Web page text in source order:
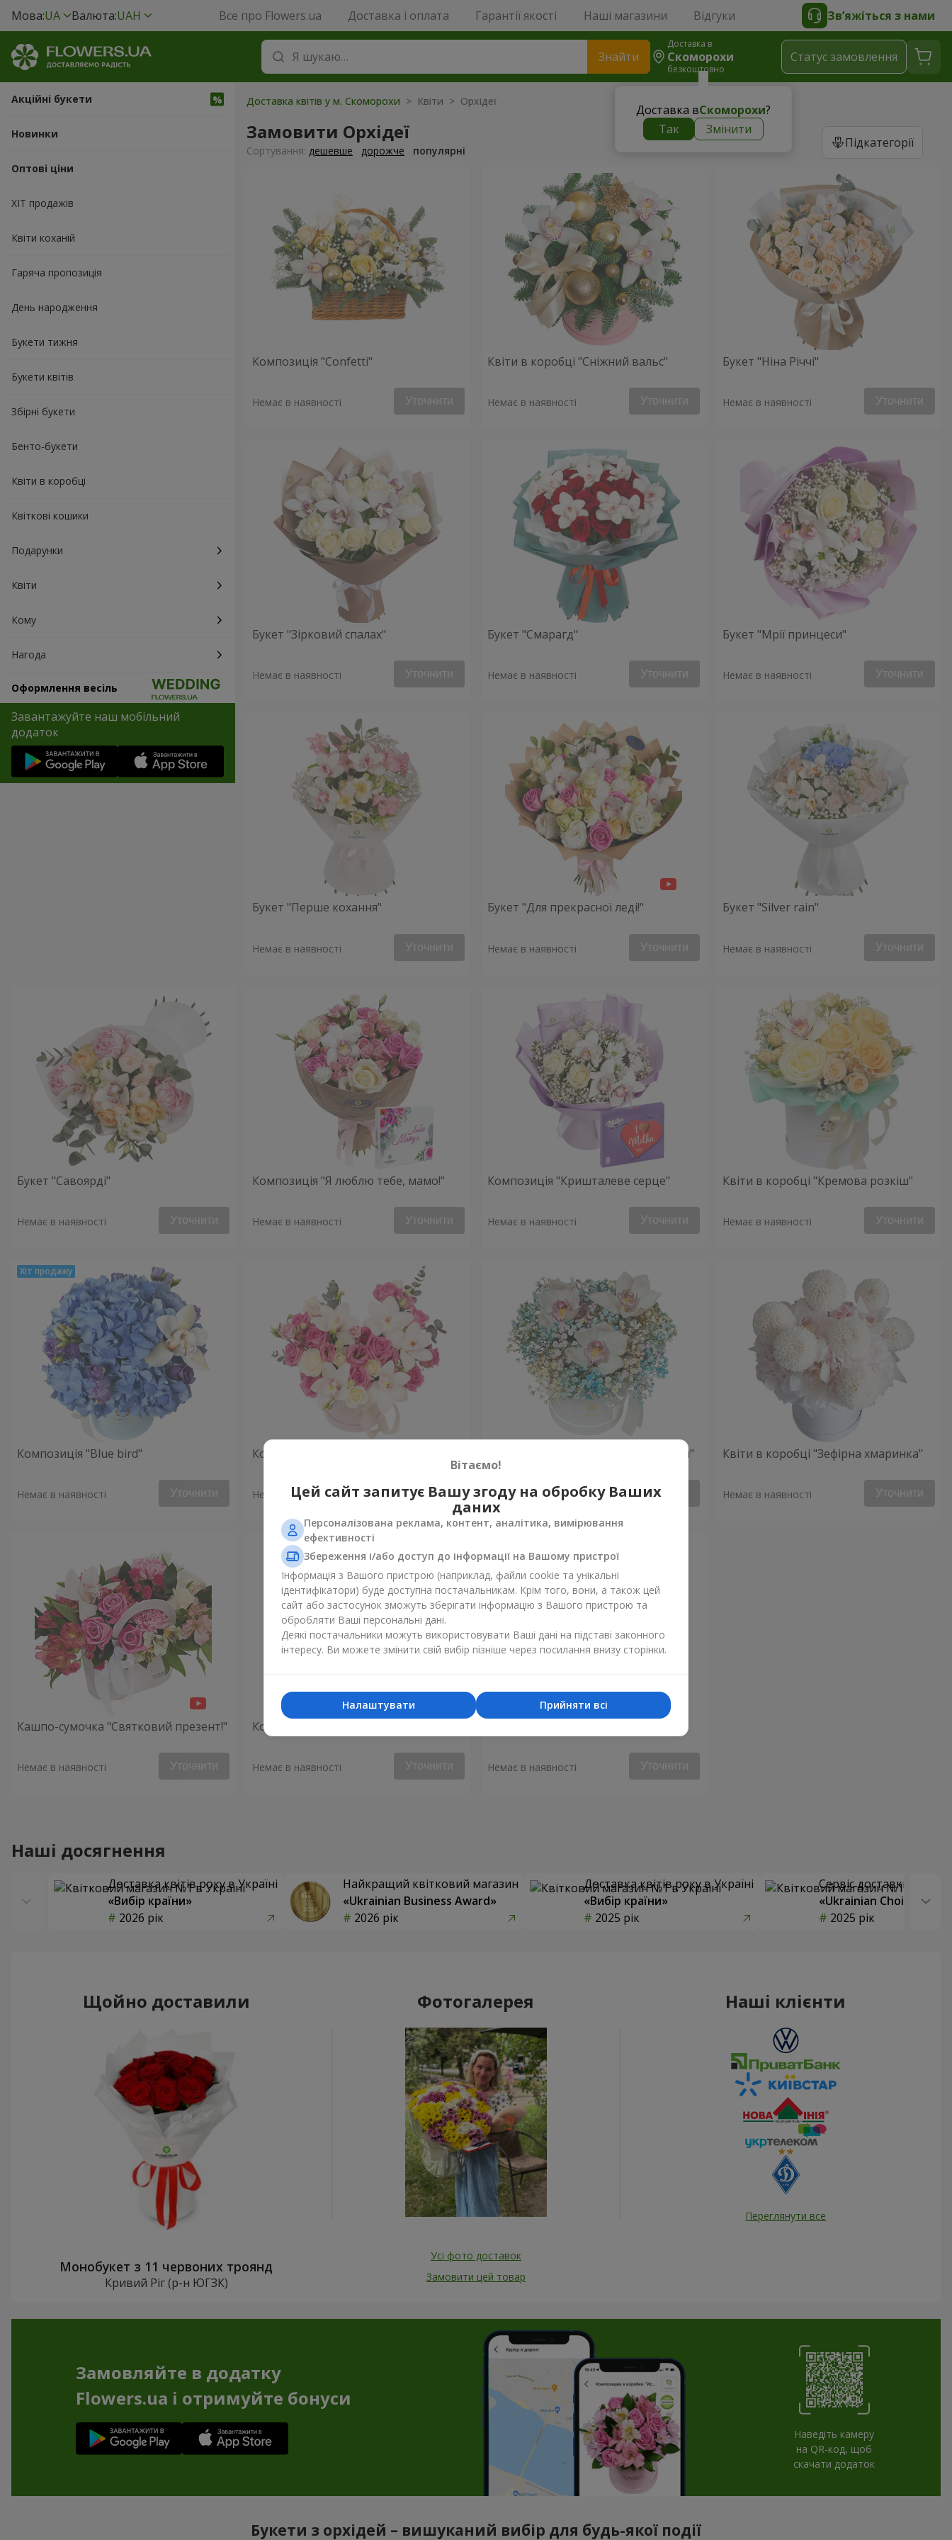
Мова:UA Валюта:UAH Все про Flowers.ua Доставка і оплата Гарантії якості Наші магазини Відгуки Зв’яжіться з нами
Знайти
Доставка в
Скоморохи
безкоштовно
Доставка вСкоморохи?
Так
Змінити
Статус замовлення
Акційні букети
Новинки
Оптові ціни
ХІТ продажів
Квіти коханій
Гаряча пропозиція
День народження
Букети тижня
Букети квітів
Збірні букети
Бенто-букети
Квіти в коробці
Квіткові кошики
Подарунки
Квіти
Кому
Нагода
Оформлення весіль
Завантажуйте наш мобільний
додаток
Доставка квітів у м. Скоморохи > Квіти > Орхідеї
Замовити Орхідеї Підкатегорії
Сортування: дешевше дорожче популярні
Композиція "Confetti"
Немає в наявності Уточнити
Квіти в коробці "Сніжний вальс"
Немає в наявності Уточнити
Букет "Ніна Річчі"
Немає в наявності Уточнити
Букет "Зірковий спалах"
Немає в наявності Уточнити
Букет "Смарагд"
Немає в наявності Уточнити
Букет "Мрії принцеси"
Немає в наявності Уточнити
Букет "Перше кохання"
Немає в наявності Уточнити
Букет "Для прекрасної леді!"
Немає в наявності Уточнити
Букет "Silver rain"
Немає в наявності Уточнити
Букет "Савоярді"
Немає в наявності Уточнити
Композиція "Я люблю тебе, мамо!"
Немає в наявності Уточнити
Композиція "Кришталеве серце"
Немає в наявності Уточнити
Квіти в коробці "Кремова розкіш"
Немає в наявності Уточнити
Композиція "Blue bird"
Немає в наявності Уточнити
Композиція "Квітка Цісик"
Немає в наявності Уточнити
Квіти в коробці "Райдужний настрій"
Немає в наявності Уточнити
Квіти в коробці "Зефірна хмаринка"
Немає в наявності Уточнити
Кашпо-сумочка "Святковий презент!"
Немає в наявності Уточнити
Композиція "Монако"
Немає в наявності Уточнити Немає в наявності Уточнити
Наші досягнення
Доставка квітів року в Україні
«Вибір країни»
2026 рік
Найкращий квітковий магазин
«Ukrainian Business Award»
2026 рік
Доставка квітів року в Україні
«Вибір країни»
2025 рік
Сервіс доставки квітів
«Ukrainian Choice»
2025 рік
Щойно доставили
Монобукет з 11 червоних троянд
Кривий Ріг (р-н ЮГЗК)
Фотогалерея
Усі фото доставок
Замовити цей товар
Наші клієнти
Переглянути все
Замовляйте в додатку
Flowers.ua і отримуйте бонуси
Наведіть камеру
на QR-код, щоб
скачати додаток
Букети з орхідей – вишуканий вибір для будь-якої події
Вітаємо!
Цей сайт запитує Вашу згоду на обробку Ваших
даних
Персоналізована реклама, контент, аналітика, вимірювання
ефективності
Збереження і/або доступ до інформації на Вашому пристрої
Інформація з Вашого пристрою (наприклад, файли cookie та унікальні
ідентифікатори) буде доступна постачальникам. Крім того, вони, а також цей
сайт або застосунок зможуть зберігати інформацію з Вашого пристрою та
обробляти Ваші персональні дані.
Деякі постачальники можуть використовувати Ваші дані на підставі законного
інтересу. Ви можете змінити свій вибір пізніше через посилання внизу сторінки.
Прийняти всі
Налаштувати